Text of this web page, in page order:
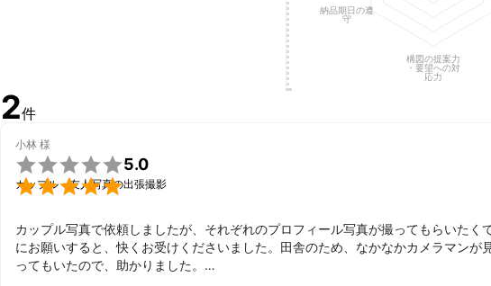
納品は、オンラインをご希望の方は、レタッチ・修正を行って早ければ翌日、遅くと
これまでの実績
年間約200件、個人ユースからビジネスユースまで多岐にわたりご依頼をいただいてお
写真歴は約30年と経験豊富、いろんなシーンを撮っていますので、きっとご要望にお
います。とくにお子様メインの写真や家族写真などでは、自然な表情やとびきりの笑
依頼者様には喜んでいただいております。
アピールポイント
ご希望の撮影イメージをお伺いします。ジャンルごとにお薦めのシーンをご提案するこ
構図の提案力
・要望への対
応力
納品期日の遵
守
2件
小林 様


5.0
カップル・友人写真の出張撮影
カップル写真で依頼しましたが、それぞれのプロフィール写真が撮ってもらいたく
にお願いすると、快くお受けくださいました。田舎のため、なかなかカメラマンが
ってもいたので、助かりました。